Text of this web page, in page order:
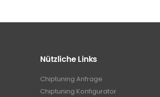
Nützliche Links
Chiptuning Anfrage
Chiptuning Konfigurator